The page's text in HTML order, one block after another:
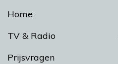
Home
TV & Radio
Prijsvragen